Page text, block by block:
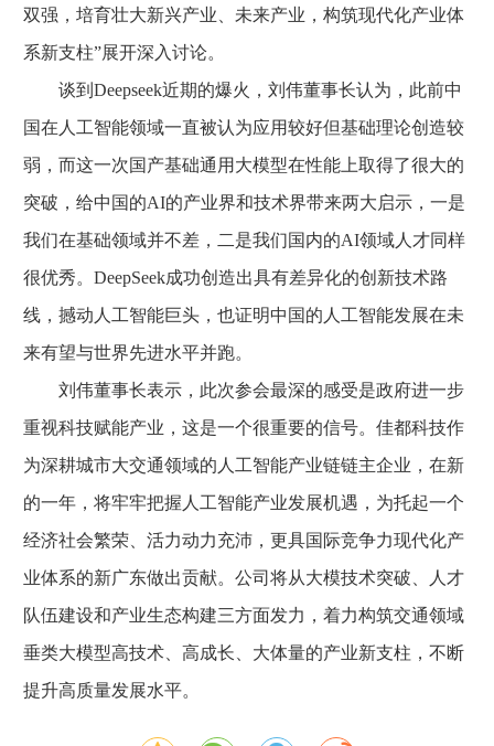
双强，培育壮大新兴产业、未来产业，构筑现代化产业体
系新支柱”展开深入讨论。
谈到Deepseek近期的爆火，刘伟董事长认为，此前中
国在人工智能领域一直被认为应用较好但基础理论创造较
弱，而这一次国产基础通用大模型在性能上取得了很大的
突破，给中国的AI的产业界和技术界带来两大启示，一是
我们在基础领域并不差，二是我们国内的AI领域人才同样
很优秀。DeepSeek成功创造出具有差异化的创新技术路
线，撼动人工智能巨头，也证明中国的人工智能发展在未
来有望与世界先进水平并跑。
刘伟董事长表示，此次参会最深的感受是政府进一步
重视科技赋能产业，这是一个很重要的信号。佳都科技作
为深耕城市大交通领域的人工智能产业链链主企业，在新
的一年，将牢牢把握人工智能产业发展机遇，为托起一个
经济社会繁荣、活力动力充沛，更具国际竞争力现代化产
业体系的新广东做出贡献。公司将从大模技术突破、人才
队伍建设和产业生态构建三方面发力，着力构筑交通领域
垂类大模型高技术、高成长、大体量的产业新支柱，不断
提升高质量发展水平。